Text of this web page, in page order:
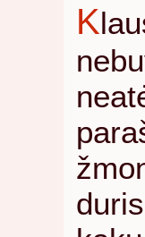
K